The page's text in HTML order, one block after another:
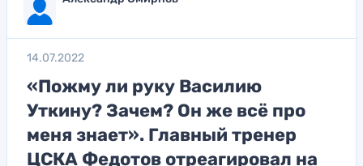
14.07.2022
«Пожму ли руку Василию
Уткину? Зачем? Он же всё про
меня знает». Главный тренер
ЦСКА Федотов отреагировал на